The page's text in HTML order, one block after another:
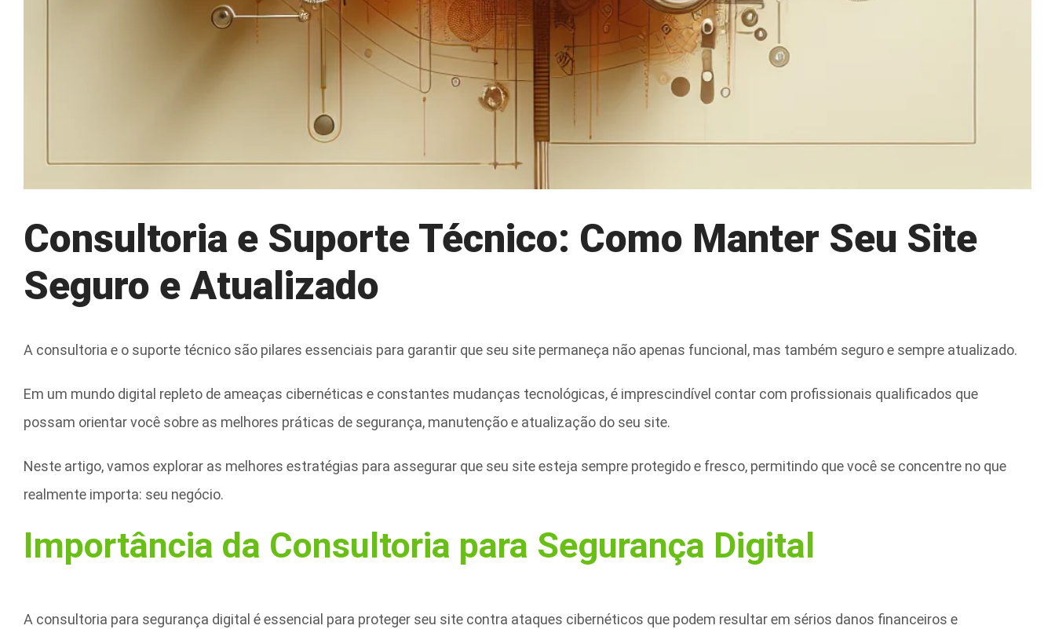
Consultoria e Suporte Técnico: Como Manter Seu Site
Seguro e Atualizado
A consultoria e o suporte técnico são pilares essenciais para garantir que seu site permaneça não apenas funcional, mas também seguro e sempre atualizado.
Em um mundo digital repleto de ameaças cibernéticas e constantes mudanças tecnológicas, é imprescindível contar com profissionais qualificados que
possam orientar você sobre as melhores práticas de segurança, manutenção e atualização do seu site.
Neste artigo, vamos explorar as melhores estratégias para assegurar que seu site esteja sempre protegido e fresco, permitindo que você se concentre no que
realmente importa: seu negócio.
Importância da Consultoria para Segurança Digital
A consultoria para segurança digital é essencial para proteger seu site contra ataques cibernéticos que podem resultar em sérios danos financeiros e